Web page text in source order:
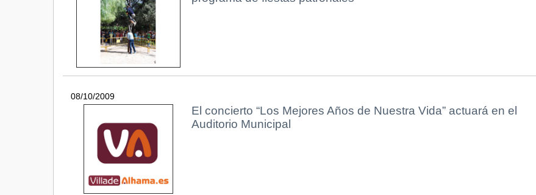
08/10/2009
El concierto “Los Mejores Años de Nuestra Vida” actuará en el
Auditorio Municipal